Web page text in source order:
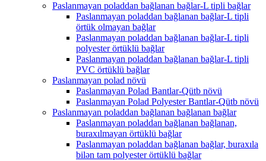
Paslanmayan poladdan bağlanan bağlar-L tipli bağlar
Paslanmayan poladdan bağlanan bağlar-L tipli
örtük olmayan bağlar
Paslanmayan poladdan bağlanan bağlar-L tipli
polyester örtüklü bağlar
Paslanmayan poladdan bağlanan bağlar-L tipli
PVC örtüklü bağlar
Paslanmayan polad növü
Paslanmayan Polad Bantlar-Qütb növü
Paslanmayan Polad Polyester Bantlar-Qütb növü
Paslanmayan poladdan bağlanan bağlanan bağlar
Paslanmayan poladdan bağlanan bağlanan,
buraxılmayan örtüklü bağlar
Paslanmayan poladdan bağlanan bağlar, buraxıla
bilən tam polyester örtüklü bağlar